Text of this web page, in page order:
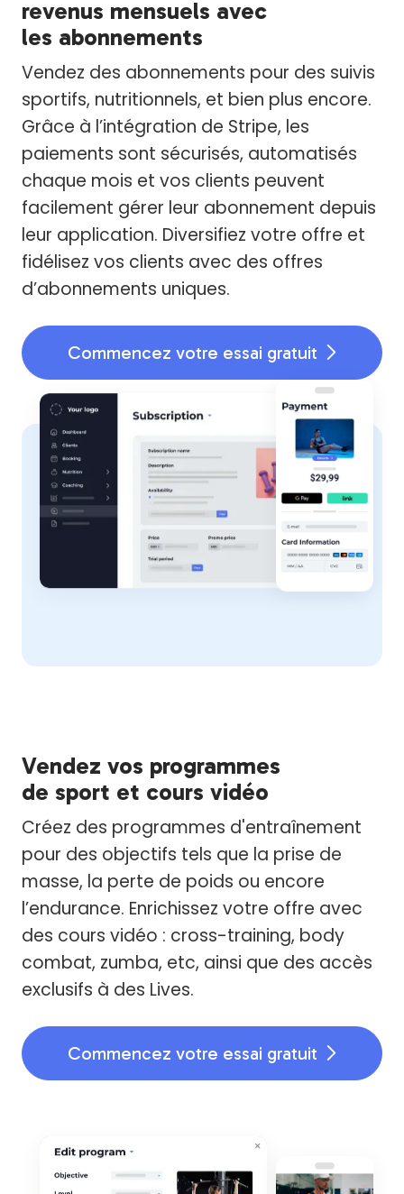
revenus mensuels avec
les abonnements
Vendez des abonnements pour des suivis
sportifs, nutritionnels, et bien plus encore.
Grâce à l’intégration de Stripe, les
paiements sont sécurisés, automatisés
chaque mois et vos clients peuvent
facilement gérer leur abonnement depuis
leur application. Diversifiez votre offre et
fidélisez vos clients avec des offres
d’abonnements uniques.
Commencez votre essai gratuit 
Vendez vos programmes
de sport et cours vidéo
Créez des programmes d'entraînement
pour des objectifs tels que la prise de
masse, la perte de poids ou encore
l’endurance. Enrichissez votre offre avec
des cours vidéo : cross-training, body
combat, zumba, etc, ainsi que des accès
exclusifs à des Lives.
Commencez votre essai gratuit 